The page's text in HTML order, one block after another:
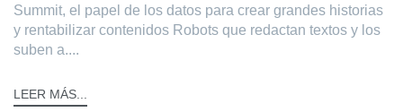
Summit, el papel de los datos para crear grandes historias
y rentabilizar contenidos Robots que redactan textos y los
suben a....
LEER MÁS...